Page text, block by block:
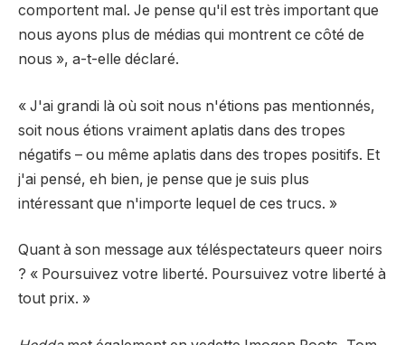
comportent mal. Je pense qu'il est très important que
nous ayons plus de médias qui montrent ce côté de
nous », a-t-elle déclaré.
« J'ai grandi là où soit nous n'étions pas mentionnés,
soit nous étions vraiment aplatis dans des tropes
négatifs – ou même aplatis dans des tropes positifs. Et
j'ai pensé, eh bien, je pense que je suis plus
intéressant que n'importe lequel de ces trucs. »
Quant à son message aux téléspectateurs queer noirs
? « Poursuivez votre liberté. Poursuivez votre liberté à
tout prix. »